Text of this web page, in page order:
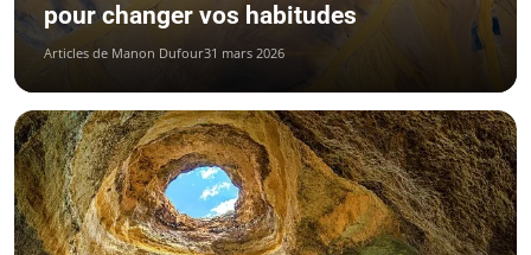
pour changer vos habitudes
Articles de Manon Dufour31 mars 2026